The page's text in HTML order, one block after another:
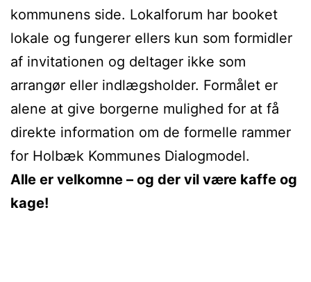
kommunens side. Lokalforum har booket
lokale og fungerer ellers kun som formidler
af invitationen og deltager ikke som
arrangør eller indlægsholder. Formålet er
alene at give borgerne mulighed for at få
direkte information om de formelle rammer
for Holbæk Kommunes Dialogmodel.
Alle er velkomne – og der vil være kaffe og
kage!